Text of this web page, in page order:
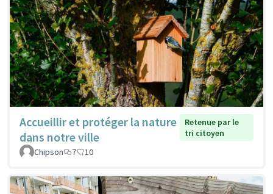
Accueillir et protéger la nature
dans notre ville
Retenue par le
tri citoyen
Chipson
7 10